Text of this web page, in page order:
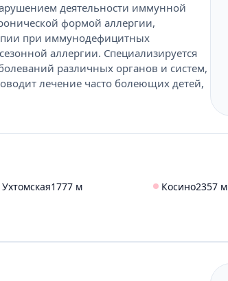
деятельности иммунной
формой аллергии,
при иммунодефицитных
аллергии. Специализируется
различных органов и систем,
лечение часто болеющих детей,
Ухтомская1777 м Косино2357 м